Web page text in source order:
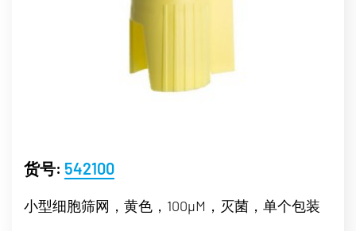
货号: 542100
小型细胞筛网，黄色，100µM，灭菌，单个包装